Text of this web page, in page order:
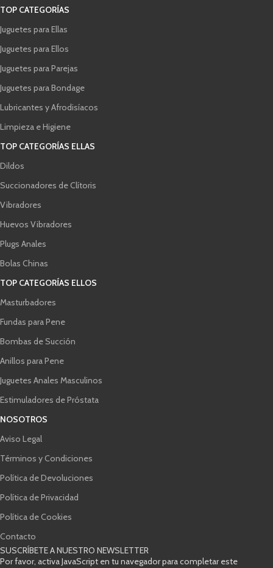
TOP CATEGORÍAS
Juguetes para Ellas
Juguetes para Ellos
Juguetes para Parejas
Juguetes para Bondage
Lubricantes y Afrodisíacos
Limpieza e Higiene
TOP CATEGORÍAS ELLAS
Dildos
Succionadores de Clítoris
Vibradores
Huevos Vibradores
Plugs Anales
Bolas Chinas
TOP CATEGORÍAS ELLOS
Masturbadores
Fundas para Pene
Bombas de Succión
Anillos para Pene
Juguetes Anales Masculinos
Estimuladores de Próstata
NOSOTROS
Aviso Legal
Términos y Condiciones
Política de Devoluciones
Política de Privacidad
Política de Cookies
Contacto
SUSCRÍBETE A NUESTRO NEWSLETTER
Por favor, activa JavaScript en tu navegador para completar este